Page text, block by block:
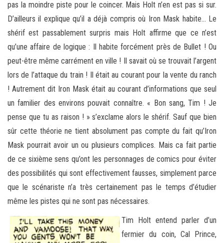
pas la moindre piste pour le coincer. Mais Holt n’en est pas si sur.
D’ailleurs il explique qu’il a déjà compris où Iron Mask habite… Le
shérif est passablement surpris mais Holt affirme que ce n’est
qu’une affaire de logique : Il habite forcément près de Bullet ! Ou
peut-être même carrément en ville ! Il savait où se trouvait l’argent
lors de l’attaque du train ! Il était au courant pour la vente du ranch
! Autrement dit Iron Mask était au courant d’informations que seul
un familier des environs pouvait connaître. « Bon sang, Tim ! Je
pense que tu as raison ! » s’exclame alors le shérif. Sauf que bien
sûr cette théorie ne tient absolument pas compte du fait qu’Iron
Mask pourrait avoir un ou plusieurs complices. Mais ca fait partie
de ce sixième sens qu’ont les personnages de comics pour éviter
des possibilités qui sont effectivement fausses, simplement parce
que le scénariste n’a très certainement pas le temps d’étudier
même les pistes qui ne sont pas nécessaires.
Tim Holt entend parler d’un
fermier du coin, Cal Prince,